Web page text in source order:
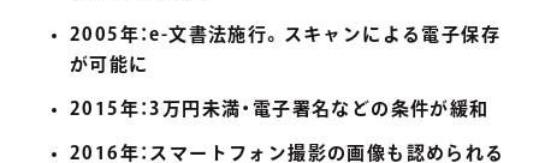
2005年：e-文書法施行。スキャンによる電子保存
が可能に
2015年：3万円未満・電子署名などの条件が緩和
2016年：スマートフォン撮影の画像も認められる